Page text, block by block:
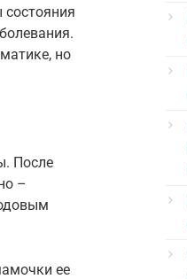
состояния
но
После
–
ее